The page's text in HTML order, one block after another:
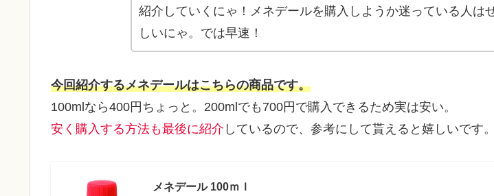
紹介していくにゃ！メネデールを購入しようか迷っている人は
しいにゃ。では早速！
今回紹介するメネデールはこちらの商品です。
100mlなら400円ちょっと。200mlでも700円で購入できるため実は安い。
安く購入する方法も最後に紹介 しているので、参考にして貰えると嬉しいです。
メネデール 100ｍｌ